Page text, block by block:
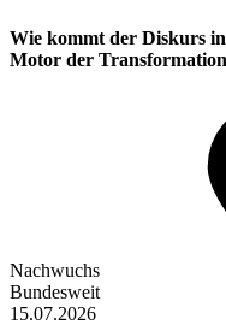
Wie kommt der Diskurs
Motor der Transformation
Nachwuchs
Bundesweit
15.07.2026